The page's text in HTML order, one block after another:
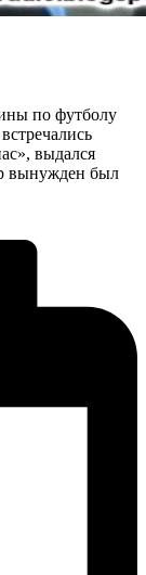
по футболу
выдался
вынужден был